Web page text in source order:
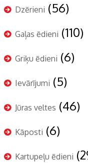
Dzērieni (56)
Gaļas ēdieni (110)
Griķu ēdieni (6)
Ievārījumi (5)
Jūras veltes (46)
Kāposti (6)
Kartupeļu ēdieni